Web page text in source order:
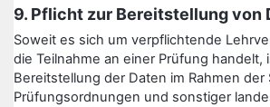
9. Pflicht zur Bereitstellung von
Soweit es sich um verpflichtende
die Teilnahme an einer Prüfung handelt,
Bereitstellung der Daten im Rahmen
Prüfungsordnungen und sonstiger